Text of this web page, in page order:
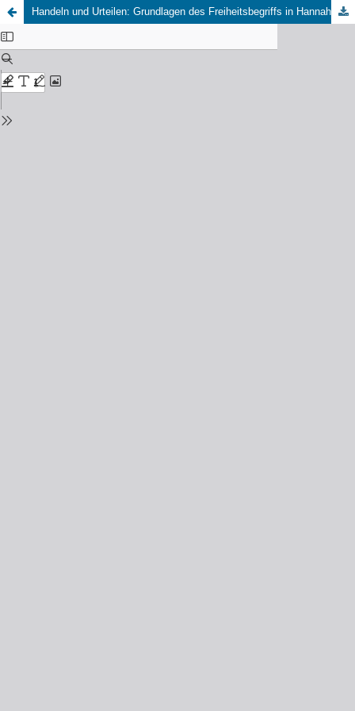
Handeln und Urteilen: Grundlagen des Freiheitsbegriffs in Hannah Arendts politischem Denken, 14.–15.12.2023, Universität Freiburg. (Elisa Daik, Felix Kistner und Martin Baesler)